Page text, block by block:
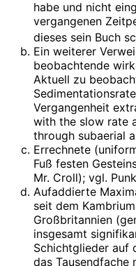
habe und nicht
vergangenen
dieses sein Buch
Ein weiterer
beobachtende
Aktuell zu
Vergangenheit
with the slow rate
through subaerial
Errechnete
Fuß festen
Mr. Croll); vgl.
Aufaddierte
seit dem
Großbritannien
insgesamt
Schichtglieder auf
das Tausendfache